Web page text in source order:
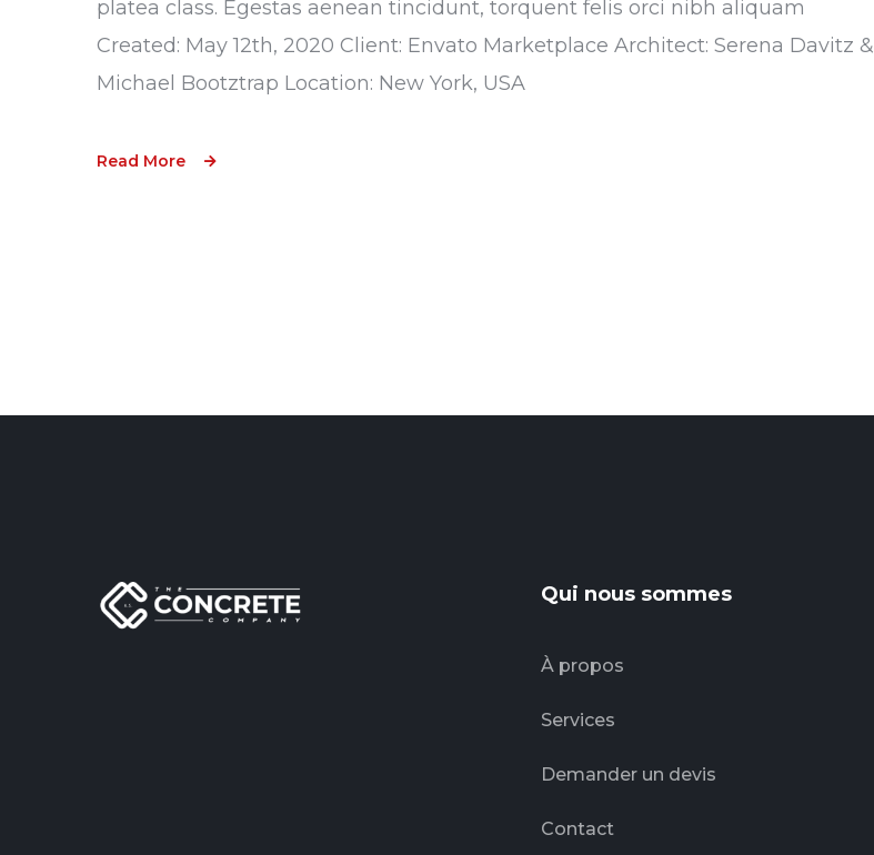
platea class. Egestas aenean tincidunt, torquent felis orci nibh aliquam
Created: May 12th, 2020 Client: Envato Marketplace Architect: Serena Davitz &
Michael Bootztrap Location: New York, USA
Read More
Qui nous sommes
À propos
Services
Demander un devis
Contact